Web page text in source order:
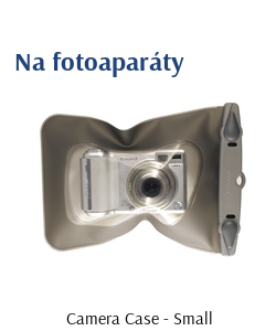
Na fotoaparáty
Camera Case - Small